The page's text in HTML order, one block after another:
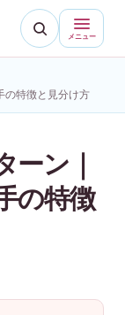
メニュー
の特徴と見分け方
ーン｜
の特徴